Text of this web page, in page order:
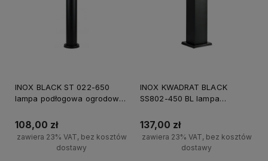
INOX BLACK ST 022-650
lampa podłogowa ogrodowa
IP44, max 40W
108,00 zł
zawiera 23% VAT, bez kosztów
dostawy
INOX KWADRAT BLACK
SS802-450 BL lampa
MA, 45cm, E27, czarny, IP44,
max 40W
137,00 zł
zawiera 23% VAT, bez kosztów
dostawy